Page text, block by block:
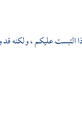
عليكم ، ولكنه قد